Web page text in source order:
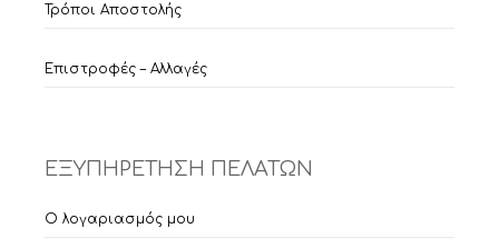
Τρόποι Αποστολής
Επιστροφές – Αλλαγές
ΕΞΥΠΗΡΕΤΗΣΗ ΠΕΛΑΤΩΝ
Ο λογαριασμός μου